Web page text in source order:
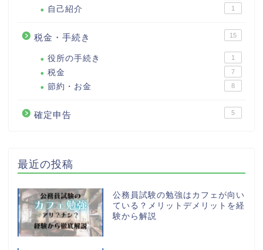
自己紹介 1
税金・手続き 15
役所の手続き 1
税金 7
節約・お金 8
確定申告 5
最近の投稿
公務員試験の勉強はカフェが向い
ている？メリットデメリットを経
験から解説